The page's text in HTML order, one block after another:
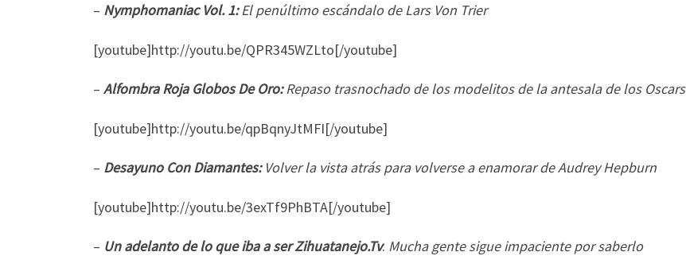
– Nymphomaniac Vol. 1:El penúltimo escándalo de Lars Von Trier
[youtube]http://youtu.be/QPR345WZLto[/youtube]
– Alfombra Roja Globos De Oro:Repaso trasnochado de los modelitos de la antesala de los Oscars
[youtube]http://youtu.be/qpBqnyJtMFI[/youtube]
– Desayuno Con Diamantes:Volver la vista atrás para volverse a enamorar de Audrey Hepburn
[youtube]http://youtu.be/3exTf9PhBTA[/youtube]
– Un adelanto de lo que iba a ser Zihuatanejo.Tv: Mucha gente sigue impaciente por saberlo